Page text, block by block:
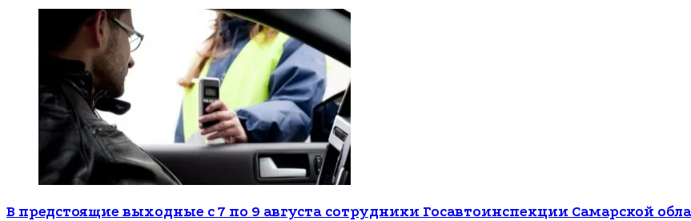
В предстоящие выходные с 7 по 9 августа сотрудники Госавтоинспекции Самарской